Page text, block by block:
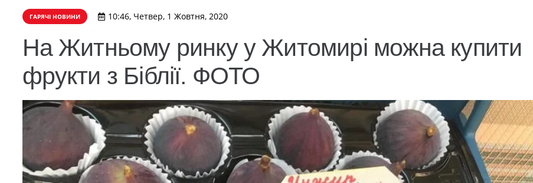
ГАРЯЧІ НОВИНИ 10:46, Четвер, 1 Жовтня, 2020
На Житньому ринку у Житомирі можна купити
фрукти з Біблії. ФОТО